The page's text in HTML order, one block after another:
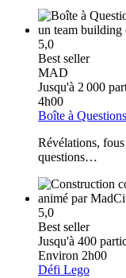
5,0
Best seller
MAD
Jusqu'à 2 000
4h00
Boîte à
Révélations,
questions…
5,0
Best seller
Jusqu'à 400
Environ 2h00
Défi Lego